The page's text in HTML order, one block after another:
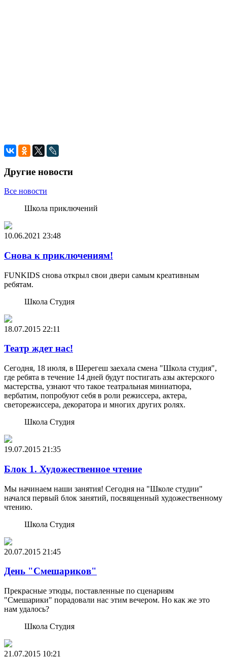
Другие новости
Все новости
Школа приключений
10.06.2021 23:48
Снова к приключениям!
FUNKIDS снова открыл свои двери самым креативным
ребятам.
Школа Студия
18.07.2015 22:11
Театр ждет нас!
Сегодня, 18 июля, в Шерегеш заехала смена "Школа студия",
где ребята в течение 14 дней будут постигать азы актерского
мастерства, узнают что такое театральная миниатюра,
вербатим, попробуют себя в роли режиссера, актера,
светорежиссера, декоратора и многих других ролях.
Школа Студия
19.07.2015 21:35
Блок 1. Художественное чтение
Мы начинаем наши занятия! Сегодня на "Школе студии"
начался первый блок занятий, посвященный художественному
чтению.
Школа Студия
20.07.2015 21:45
День "Смешариков"
Прекрасные этюды, поставленные по сценариям
"Смешарики" порадовали нас этим вечером. Но как же это
нам удалось?
Школа Студия
21.07.2015 10:21